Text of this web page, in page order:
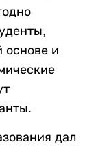
основе и
дал